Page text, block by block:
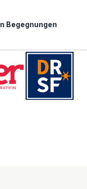
Begegnungen